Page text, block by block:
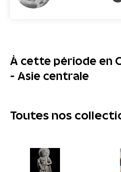
À cette période en
- Asie centrale
Toutes nos